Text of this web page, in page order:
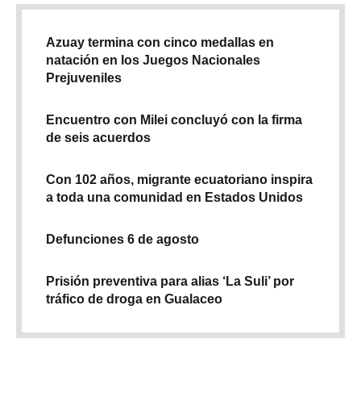
Azuay termina con cinco medallas en
natación en los Juegos Nacionales
Prejuveniles
Encuentro con Milei concluyó con la firma
de seis acuerdos
Con 102 años, migrante ecuatoriano inspira
a toda una comunidad en Estados Unidos
Defunciones 6 de agosto
Prisión preventiva para alias ‘La Suli’ por
tráfico de droga en Gualaceo